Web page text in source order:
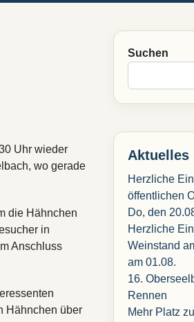
Uhr wieder
wo gerade
die Hähnchen
in
Anschluss
Hähnchen über
Suchen
Aktuelles
Herzliche
öffentlichen
Do, den
Herzliche
Weinstand
am 01.08.
16.
Rennen
Mehr Platz